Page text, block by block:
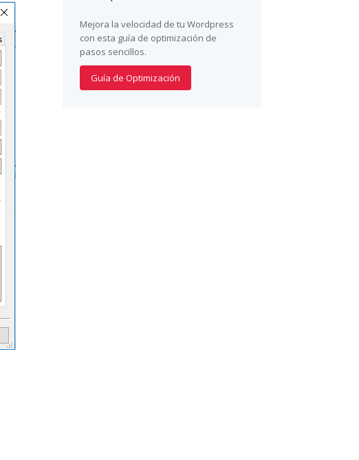
Mejora la velocidad de tu Wordpress
con esta guía de optimización de
pasos sencillos.
Guía de Optimización